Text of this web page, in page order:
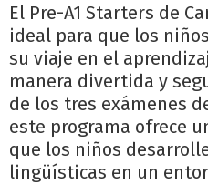
El Pre-A1 Starters de
ideal para que los
su viaje en el
manera divertida y
de los tres exámenes
este programa ofrece
que los niños
lingüísticas en un